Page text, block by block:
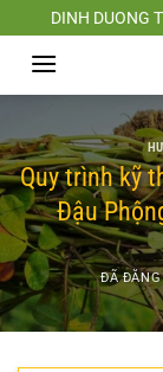
Chuyển
đến
dung
DINH DUONG
Quy trình kỹ
Đậu
ĐÃ ĐĂNG